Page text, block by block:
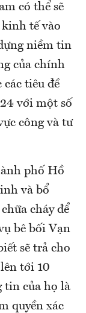
có thể sẽ
tế vào
niềm tin
của chính
tiêu đề
với một số
công và tư
phố Hồ
và bổ
cháy để
bê bối Vạn
sẽ trả cho
tới 10
tin của họ là
quyền xác